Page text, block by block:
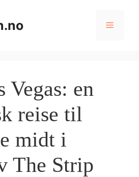
Meny
Vegas: en
reise til
midt i
The Strip